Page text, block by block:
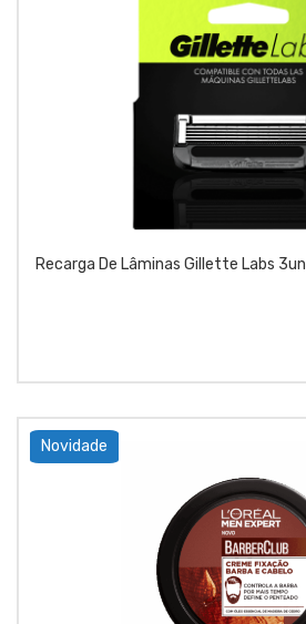
Recarga De Lâminas Gillette Labs 3un
Novidade